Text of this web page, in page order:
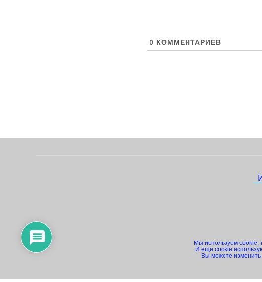
0 КОММЕНТАРИЕВ
Мы используем cookie,
И еще cookie
Вы можете изменить